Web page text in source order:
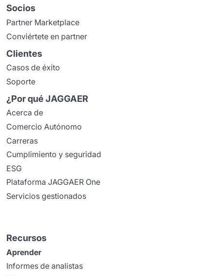
Socios
Partner Marketplace
Conviértete en partner
Clientes
Casos de éxito
Soporte
¿Por qué JAGGAER
Acerca de
Comercio Autónomo
Carreras
Cumplimiento y seguridad
ESG
Plataforma JAGGAER One
Servicios gestionados
Recursos
Aprender
Informes de analistas